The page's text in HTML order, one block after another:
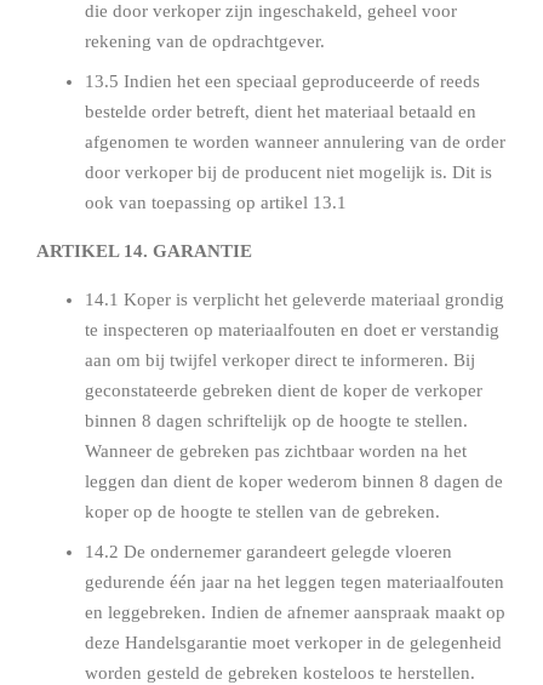
die door verkoper zijn ingeschakeld, geheel voor
rekening van de opdrachtgever.
13.5 Indien het een speciaal geproduceerde of reeds
bestelde order betreft, dient het materiaal betaald en
afgenomen te worden wanneer annulering van de order
door verkoper bij de producent niet mogelijk is. Dit is
ook van toepassing op artikel 13.1
ARTIKEL 14. GARANTIE
14.1 Koper is verplicht het geleverde materiaal grondig
te inspecteren op materiaalfouten en doet er verstandig
aan om bij twijfel verkoper direct te informeren. Bij
geconstateerde gebreken dient de koper de verkoper
binnen 8 dagen schriftelijk op de hoogte te stellen.
Wanneer de gebreken pas zichtbaar worden na het
leggen dan dient de koper wederom binnen 8 dagen de
koper op de hoogte te stellen van de gebreken.
14.2 De ondernemer garandeert gelegde vloeren
gedurende één jaar na het leggen tegen materiaalfouten
en leggebreken. Indien de afnemer aanspraak maakt op
deze Handelsgarantie moet verkoper in de gelegenheid
worden gesteld de gebreken kosteloos te herstellen.